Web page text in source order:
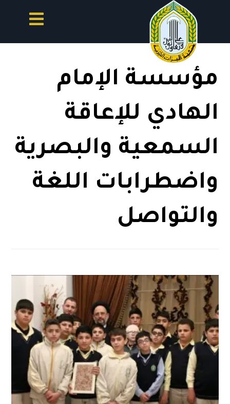
مؤسسة الإمام
الهادي للإعاقة
السمعية والبصرية
واضطرابات اللغة
والتواصل